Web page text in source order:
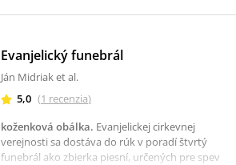
Evanjelický funebrál
Ján Midriak et al.
5,0 (1 recenzia)
koženková obálka. Evanjelickej cirkevnej
verejnosti sa dostáva do rúk v poradí štvrtý
funebrál ako zbierka piesní, určených pre spev